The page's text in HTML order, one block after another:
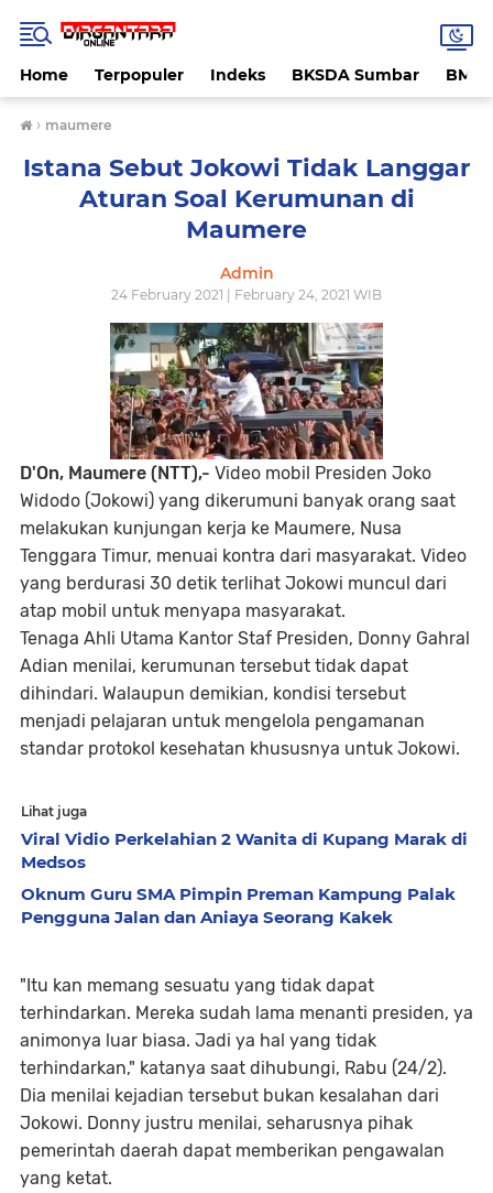
Home Terpopuler Indeks BKSDA Sumbar
› maumere
Istana Sebut Jokowi Tidak Langgar
Aturan Soal Kerumunan di
Maumere
Admin
24 February 2021 | February 24, 2021 WIB
D'On, Maumere (NTT),- Video mobil Presiden Joko
Widodo (Jokowi) yang dikerumuni banyak orang saat
melakukan kunjungan kerja ke Maumere, Nusa
Tenggara Timur, menuai kontra dari masyarakat. Video
yang berdurasi 30 detik terlihat Jokowi muncul dari
atap mobil untuk menyapa masyarakat.
Tenaga Ahli Utama Kantor Staf Presiden, Donny Gahral
Adian menilai, kerumunan tersebut tidak dapat
dihindari. Walaupun demikian, kondisi tersebut
menjadi pelajaran untuk mengelola pengamanan
standar protokol kesehatan khususnya untuk Jokowi.
Lihat juga
Viral Vidio Perkelahian 2 Wanita di Kupang Marak di
Medsos
Oknum Guru SMA Pimpin Preman Kampung Palak
Pengguna Jalan dan Aniaya Seorang Kakek
"Itu kan memang sesuatu yang tidak dapat
terhindarkan. Mereka sudah lama menanti presiden, ya
animonya luar biasa. Jadi ya hal yang tidak
terhindarkan," katanya saat dihubungi, Rabu (24/2).
Dia menilai kejadian tersebut bukan kesalahan dari
Jokowi. Donny justru menilai, seharusnya pihak
pemerintah daerah dapat memberikan pengawalan
yang ketat.